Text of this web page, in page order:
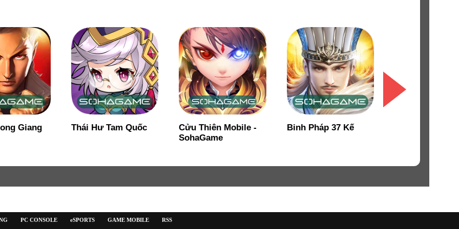
Sư Gunny Origin
Đấu La VNG: Đấu
Thần Tái Lâm
Siêu Thần Quân Sư
PC CONSOLE eSPORTS GAME MOBILE RSS